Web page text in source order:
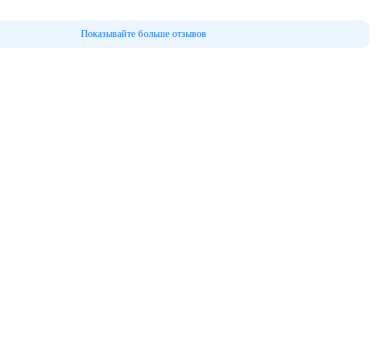
Показывайте больше отзывов